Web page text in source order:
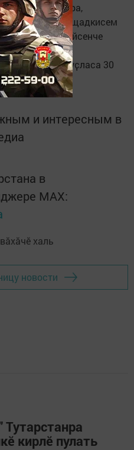
урамра,
пусма площадкисем
автомастерскойсенче
1 пинрен пуҫласа 30
и интересным в
в
MАХ:
новости
Тутарстанра
кирлӗ пулать